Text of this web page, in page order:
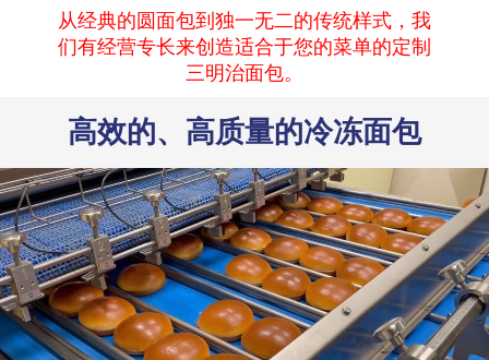
从经典的圆面包到独一无二的传统样式，我
们有经营专长来创造适合于您的菜单的定制
三明治面包。
高效的、高质量的冷冻面包